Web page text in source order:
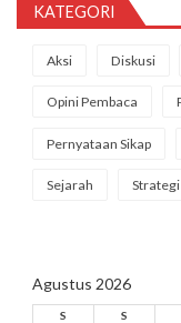
KATEGORI
Aksi Diskusi
Opini Pembaca
Pernyataan Sikap
Sejarah Strategi
Agustus 2026
S S